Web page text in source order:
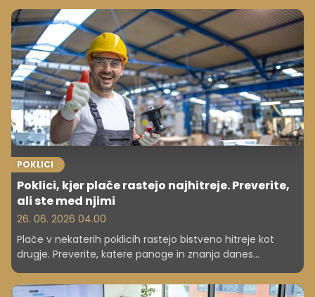
gospodarskega središča. V času negotovosti in iskanja
novih razvojnih poti si je le malokdo predstavljal, da bo
prav ena tamkajšnjih srednjih šol čez nekaj let postala del
svetovne izobraževalne elite. A prav to se je zgodilo.
POKLICI
Poklici, kjer plače rastejo najhitreje. Preverite,
ali ste med njimi
26. 06. 2026 04.00
Plače v nekaterih poklicih rastejo bistveno hitreje kot
drugje. Preverite, katere panoge in znanja danes